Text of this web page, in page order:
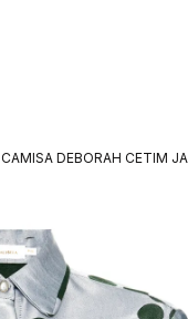
O
CAMISA DEBORAH CETIM